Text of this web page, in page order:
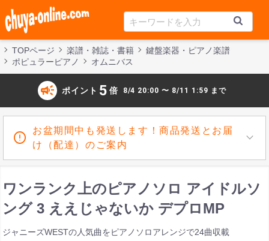
TOPページ 楽譜・雑誌・書籍
鍵盤楽器・ピアノ楽譜
ポピュラーピアノ
オムニバス
campaign ポイント 5 倍 8/4 20:00 〜 8/11 1:59 まで
お盆期間中も発送します！商品発送とお届
け（配達）のご案内
ワンランク上のピアノソロ アイドルソ
ング 3 ええじゃないか デプロMP
ジャニーズWESTの人気曲をピアノソロアレンジで24曲収載